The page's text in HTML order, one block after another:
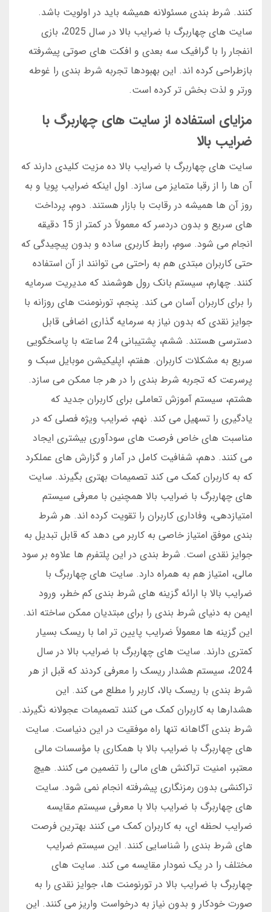
کنند. شرط بندی مسئولانه همیشه باید در اولویت باشد.
سایت های چهاربرگ با ضرایب بالا در سال 2025، بازی
انفجار را با گرافیک سه بعدی و افکت های صوتی پیشرفته
بازطراحی کرده اند. این بهبودها تجربه شرط بندی را غوطه
ورتر و لذت بخش تر کرده است.
مزایای استفاده از سایت های چهاربرگ با
ضرایب بالا
سایت های چهاربرگ با ضرایب بالا ده مزیت کلیدی دارند که
آن ها را از رقبا متمایز می سازد. اول اینکه ضرایب پویا و به
روز آن ها همیشه در رقابت با بازار هستند. دوم، پرداخت
های سریع و بدون دردسر که معمولاً در کمتر از 15 دقیقه
انجام می شود. سوم، رابط کاربری ساده و بدون پیچیدگی که
حتی کاربران مبتدی هم به راحتی می توانند از آن استفاده
کنند. چهارم، سیستم بانک رول هوشمند که مدیریت سرمایه
را برای کاربران آسان می کند. پنجم، تورنومنت های روزانه با
جوایز نقدی که بدون نیاز به سرمایه گذاری اضافی قابل
دسترسی هستند. ششم، پشتیبانی 24 ساعته با پاسخگویی
سریع به مشکلات کاربران. هفتم، اپلیکیشن موبایل سبک و
پرسرعت که تجربه شرط بندی را در هر جا ممکن می سازد.
هشتم، سیستم آموزش تعاملی برای کاربران جدید که
یادگیری را تسهیل می کند. نهم، ضرایب ویژه فصلی که در
مناسبت های خاص فرصت های سودآوری بیشتری ایجاد
می کنند. دهم، شفافیت کامل در آمار و گزارش های عملکرد
که به کاربران کمک می کند تصمیمات بهتری بگیرند. سایت
های چهاربرگ با ضرایب بالا همچنین با معرفی سیستم
امتیازدهی، وفاداری کاربران را تقویت کرده اند. هر شرط
بندی موفق امتیاز خاصی به کاربر می دهد که قابل تبدیل به
جوایز نقدی است. شرط بندی در این پلتفرم ها علاوه بر سود
مالی، امتیاز هم به همراه دارد. سایت های چهاربرگ با
ضرایب بالا با ارائه گزینه های شرط بندی کم خطر، ورود
ایمن به دنیای شرط بندی را برای مبتدیان ممکن ساخته اند.
این گزینه ها معمولاً ضرایب پایین تر اما با ریسک بسیار
کمتری دارند. سایت های چهاربرگ با ضرایب بالا در سال
2024، سیستم هشدار ریسک را معرفی کردند که قبل از هر
شرط بندی با ریسک بالا، کاربر را مطلع می کند. این
هشدارها به کاربران کمک می کنند تصمیمات عجولانه نگیرند.
شرط بندی آگاهانه تنها راه موفقیت در این دنیاست. سایت
های چهاربرگ با ضرایب بالا با همکاری با مؤسسات مالی
معتبر، امنیت تراکنش های مالی را تضمین می کنند. هیچ
تراکنشی بدون رمزنگاری پیشرفته انجام نمی شود. سایت
های چهاربرگ با ضرایب بالا با معرفی سیستم مقایسه
ضرایب لحظه ای، به کاربران کمک می کنند بهترین فرصت
های شرط بندی را شناسایی کنند. این سیستم ضرایب
مختلف را در یک نمودار مقایسه می کند. سایت های
چهاربرگ با ضرایب بالا در تورنومنت ها، جوایز نقدی را به
صورت خودکار و بدون نیاز به درخواست واریز می کنند. این